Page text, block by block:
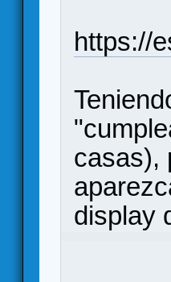
https://
casas),
display